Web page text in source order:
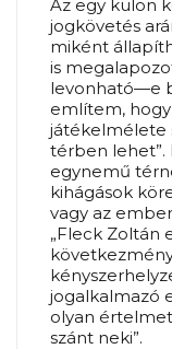
Az egy külön
jogkövetés
miként
is
levonható—e
említem,
játékelmélete
térben
egynemű
kihágások
vagy az
„Fleck Zoltán
jogalkalmazó
olyan
szánt neki”.